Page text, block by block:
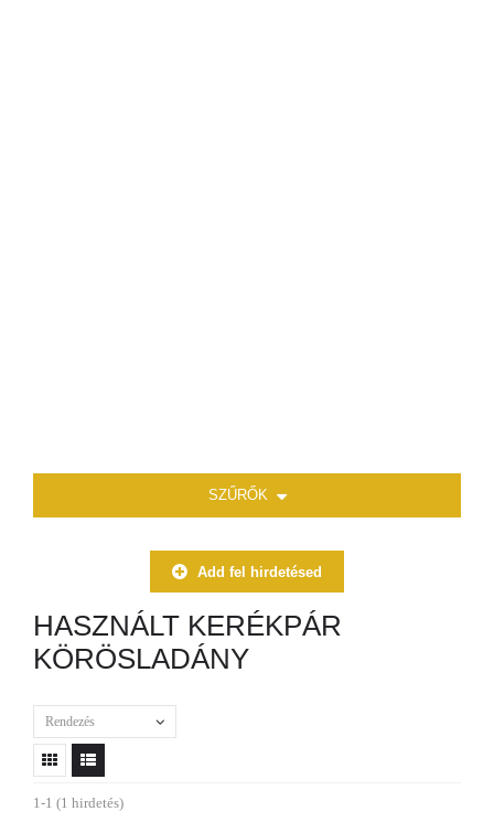
SZŰRŐK
Add fel hirdetésed
HASZNÁLT KERÉKPÁR
KÖRÖSLADÁNY
Rendezés
1-1 (1 hirdetés)